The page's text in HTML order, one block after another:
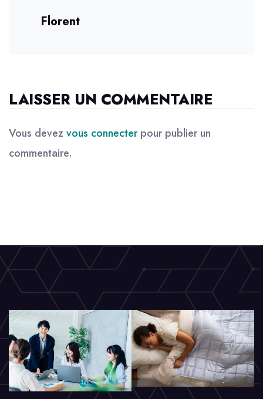
Florent
LAISSER UN COMMENTAIRE
Vous devez vous connecterpour publier un
commentaire.